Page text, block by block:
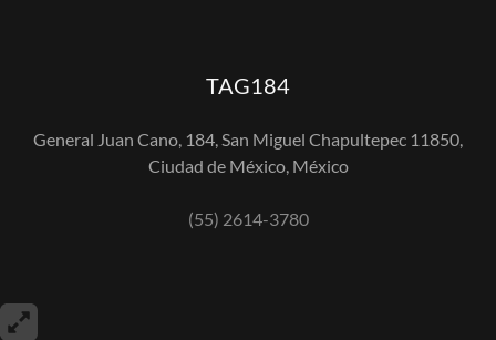
TAG184
General Juan Cano, 184, San Miguel Chapultepec 11850,
Ciudad de México, México
(55) 2614-3780